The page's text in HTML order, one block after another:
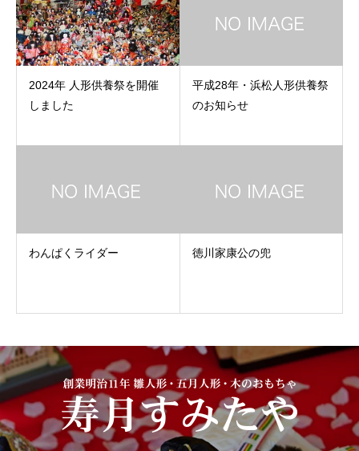
2024年 人形供養祭を開催
しました
平成28年・浜松人形供養祭
のお知らせ
わんぱくライダー 徳川家康公の兜